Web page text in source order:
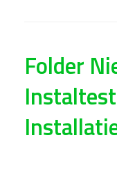
Folder